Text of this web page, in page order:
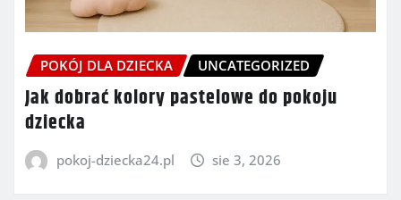
POKÓJ DLA DZIECKA UNCATEGORIZED
Jak dobrać kolory pastelowe do pokoju
dziecka
pokoj-dziecka24.pl sie 3, 2026